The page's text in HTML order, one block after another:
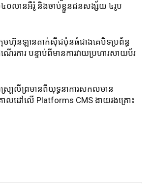
០លានអឺរ៉ូ និងចាប់ខ្លួនជនសង្ស័យ ៤រូប
មហ៊ុនឡានតាក់ស៊ីជប៉ុនធំជាងគេបិទប្រព័ន្ធ
ើរការ បន្ទាប់ពីមានការវាយប្រហារសាយប័រ
រា្តលីព្រមានពីយុទ្ធនាការសកលមាន
លដៅលើ Platforms CMS ងាយរងគ្រោះ